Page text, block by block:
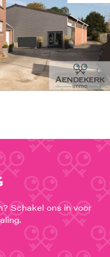
Schakel ons in voor